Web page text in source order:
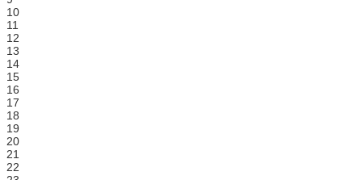
10
11
12
13
14
15
16
17
18
19
20
21
22